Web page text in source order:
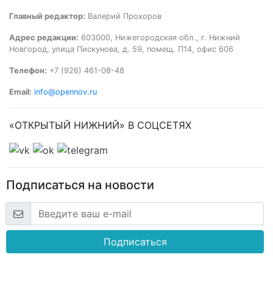
Главный редактор: Валерий Прохоров
Адрес редакции: 603000, Нижегородская обл., г. Нижний
Новгород, улица Пискунова, д. 59, помещ. П14, офис 606
Телефон: +7 (926) 461-08-48
Email: info@opennov.ru
«ОТКРЫТЫЙ НИЖНИЙ» В СОЦСЕТЯХ
Подписаться на новости
Подписаться